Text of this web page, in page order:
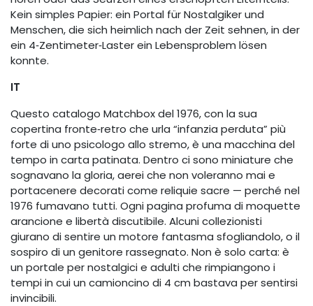
Kein simples Papier: ein Portal für Nostalgiker und
Menschen, die sich heimlich nach der Zeit sehnen, in der
ein 4‑Zentimeter‑Laster ein Lebensproblem lösen
konnte.
IT
Questo catalogo Matchbox del 1976, con la sua
copertina fronte‑retro che urla “infanzia perduta” più
forte di uno psicologo allo stremo, è una macchina del
tempo in carta patinata. Dentro ci sono miniature che
sognavano la gloria, aerei che non voleranno mai e
portacenere decorati come reliquie sacre — perché nel
1976 fumavano tutti. Ogni pagina profuma di moquette
arancione e libertà discutibile. Alcuni collezionisti
giurano di sentire un motore fantasma sfogliandolo, o il
sospiro di un genitore rassegnato. Non è solo carta: è
un portale per nostalgici e adulti che rimpiangono i
tempi in cui un camioncino di 4 cm bastava per sentirsi
invincibili.